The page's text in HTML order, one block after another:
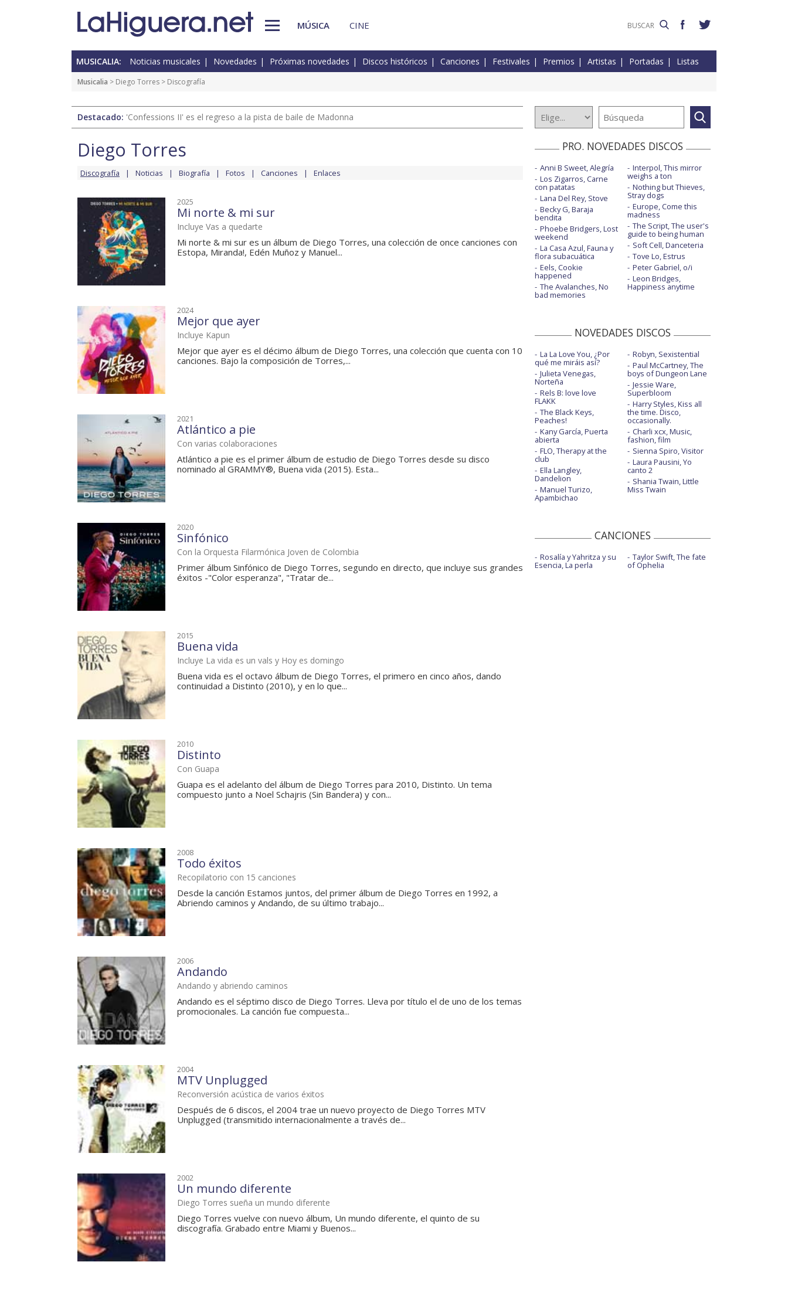
MÚSICA CINE
MUSICALIA: Noticias musicales Novedades Próximas novedades Discos históricos Canciones Festivales Premios Artistas Portadas Listas
Musicalia > Diego Torres > Discografía
Destacado: 'Confessions II' es el regreso a la pista de baile de Madonna
Diego Torres
Discografía Noticias Biografía Fotos Canciones Enlaces
2025
Mi norte & mi sur
Incluye Vas a quedarte
Mi norte & mi sur es un álbum de Diego Torres, una colección de once canciones con
Estopa, Miranda!, Edén Muñoz y Manuel...
2024
Mejor que ayer
Incluye Kapun
Mejor que ayer es el décimo álbum de Diego Torres, una colección que cuenta con 10
canciones. Bajo la composición de Torres,...
2021
Atlántico a pie
Con varias colaboraciones
Atlántico a pie es el primer álbum de estudio de Diego Torres desde su disco
nominado al GRAMMY®, Buena vida (2015). Esta...
2020
Sinfónico
Con la Orquesta Filarmónica Joven de Colombia
Primer álbum Sinfónico de Diego Torres, segundo en directo, que incluye sus grandes
éxitos -"Color esperanza", "Tratar de...
2015
Buena vida
Incluye La vida es un vals y Hoy es domingo
Buena vida es el octavo álbum de Diego Torres, el primero en cinco años, dando
continuidad a Distinto (2010), y en lo que...
2010
Distinto
Con Guapa
Guapa es el adelanto del álbum de Diego Torres para 2010, Distinto. Un tema
compuesto junto a Noel Schajris (Sin Bandera) y con...
2008
Todo éxitos
Recopilatorio con 15 canciones
Desde la canción Estamos juntos, del primer álbum de Diego Torres en 1992, a
Abriendo caminos y Andando, de su último trabajo...
2006
Andando
Andando y abriendo caminos
Andando es el séptimo disco de Diego Torres. Lleva por título el de uno de los temas
promocionales. La canción fue compuesta...
2004
MTV Unplugged
Reconversión acústica de varios éxitos
Después de 6 discos, el 2004 trae un nuevo proyecto de Diego Torres MTV
Unplugged (transmitido internacionalmente a través de...
2002
Un mundo diferente
Diego Torres sueña un mundo diferente
Diego Torres vuelve con nuevo álbum, Un mundo diferente, el quinto de su
discografía. Grabado entre Miami y Buenos...
PRO. NOVEDADES DISCOS
Anni B Sweet, Alegría
Los Zigarros, Carne
con patatas
Lana Del Rey, Stove
Becky G, Baraja
bendita
Phoebe Bridgers, Lost
weekend
La Casa Azul, Fauna y
flora subacuática
Eels, Cookie
happened
The Avalanches, No
bad memories
Interpol, This mirror
weighs a ton
Nothing but Thieves,
Stray dogs
Europe, Come this
madness
The Script, The user's
guide to being human
Soft Cell, Danceteria
Tove Lo, Estrus
Peter Gabriel, o/i
Leon Bridges,
Happiness anytime
NOVEDADES DISCOS
La La Love You, ¿Por
qué me miráis así?
Julieta Venegas,
Norteña
Rels B: love love
FLAKK
The Black Keys,
Peaches!
Kany García, Puerta
abierta
FLO, Therapy at the
club
Ella Langley,
Dandelion
Manuel Turizo,
Apambichao
Robyn, Sexistential
Paul McCartney, The
boys of Dungeon Lane
Jessie Ware,
Superbloom
Harry Styles, Kiss all
the time. Disco,
occasionally.
Charli xcx, Music,
fashion, film
Sienna Spiro, Visitor
Laura Pausini, Yo
canto 2
Shania Twain, Little
Miss Twain
CANCIONES
Rosalía y Yahritza y su
Esencia, La perla
Taylor Swift, The fate
of Ophelia